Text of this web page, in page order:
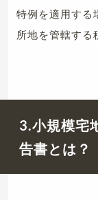
特例を適用する
所地を管轄する
3.小規模宅
告書とは？